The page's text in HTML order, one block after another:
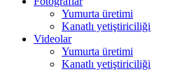
Yumurta üretimi
Kanatlı yetiştiriciliği
Videolar
Yumurta üretimi
Kanatlı yetiştiriciliği